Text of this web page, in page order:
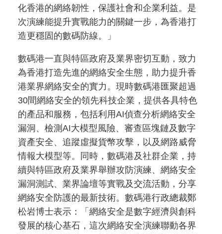
化香港的網絡韌性，保護社會和企業利益。是
次演練能提升實戰能力的關鍵一步，為香港打
造更穩固的數碼防線。」
數碼港一直與特區政府及業界密切互動，致力
為香港打造先進的網絡安全生態，助力提升香
港業界網絡安全的實力。現時數碼港匯聚超過
30間網絡安全的領先科技企業，提供各具特色
的產品和服務，包括利用AI偵查分析網絡安全
漏洞、檢測AI大模型風險、審查區塊鏈及數字
資產安全、追蹤虛擬貨幣攻擊，以及網路威脅
情報大模型等。同時，數碼港及社群企業，持
續與特區政府及業界舉辦攻防演練、網絡安全
漏洞測試、業界論壇等實戰及交流活動，分享
網絡安全防護的最新技術。數碼港行政總裁鄭
松岩博士表示：「網絡安全是數字經濟與創科
發展的核心基石，這次網絡安全演練聯動各界